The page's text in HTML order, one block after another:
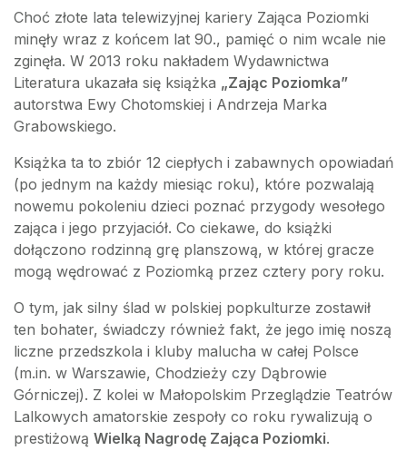
Choć złote lata telewizyjnej kariery Zająca Poziomki
minęły wraz z końcem lat 90., pamięć o nim wcale nie
zginęła. W 2013 roku nakładem Wydawnictwa
Literatura ukazała się książka „Zając Poziomka”
autorstwa Ewy Chotomskiej i Andrzeja Marka
Grabowskiego.
Książka ta to zbiór 12 ciepłych i zabawnych opowiadań
(po jednym na każdy miesiąc roku), które pozwalają
nowemu pokoleniu dzieci poznać przygody wesołego
zająca i jego przyjaciół. Co ciekawe, do książki
dołączono rodzinną grę planszową, w której gracze
mogą wędrować z Poziomką przez cztery pory roku.
O tym, jak silny ślad w polskiej popkulturze zostawił
ten bohater, świadczy również fakt, że jego imię noszą
liczne przedszkola i kluby malucha w całej Polsce
(m.in. w Warszawie, Chodzieży czy Dąbrowie
Górniczej). Z kolei w Małopolskim Przeglądzie Teatrów
Lalkowych amatorskie zespoły co roku rywalizują o
prestiżową Wielką Nagrodę Zająca Poziomki.